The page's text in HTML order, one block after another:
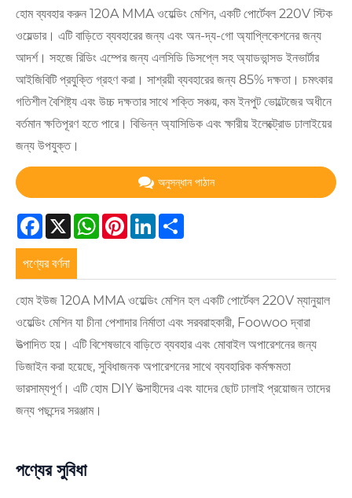
হোম ব্যবহার করুন 120A MMA ওয়েল্ডিং মেশিন, একটি পোর্টেবল 220V স্টিক
ওয়েল্ডার। এটি বাড়িতে ব্যবহারের জন্য এবং অন-দ্য-গো অ্যাপ্লিকেশনের জন্য
আদর্শ। সহজে রিডিং এম্পের জন্য এলসিডি ডিসপ্লে সহ অ্যাডভান্সড ইনভার্টার
আইজিবিটি প্রযুক্তি গ্রহণ করা। সাশ্রয়ী ব্যবহারের জন্য 85% দক্ষতা। চমৎকার
গতিশীল বৈশিষ্ট্য এবং উচ্চ দক্ষতার সাথে শক্তি সঞ্চয়, কম ইনপুট ভোল্টেজের অধীনে
বর্তমান ক্ষতিপূরণ হতে পারে। বিভিন্ন অ্যাসিডিক এবং ক্ষারীয় ইলেক্ট্রোড ঢালাইয়ের
জন্য উপযুক্ত।
অনুসন্ধান পাঠান
Facebook
X WhatsApp
Pinterest
LinkedIn
পণ্যের বর্ণনা
হোম ইউজ 120A MMA ওয়েল্ডিং মেশিন হল একটি পোর্টেবল 220V ম্যানুয়াল
ওয়েল্ডিং মেশিন যা চীনা পেশাদার নির্মাতা এবং সরবরাহকারী, Foowoo দ্বারা
উত্পাদিত হয়। এটি বিশেষভাবে বাড়িতে ব্যবহার এবং মোবাইল অপারেশনের জন্য
ডিজাইন করা হয়েছে, সুবিধাজনক অপারেশনের সাথে ব্যবহারিক কর্মক্ষমতা
ভারসাম্যপূর্ণ। এটি হোম DIY উত্সাহীদের এবং যাদের ছোট ঢালাই প্রয়োজন তাদের
জন্য পছন্দের সরঞ্জাম।
পণ্যের সুবিধা